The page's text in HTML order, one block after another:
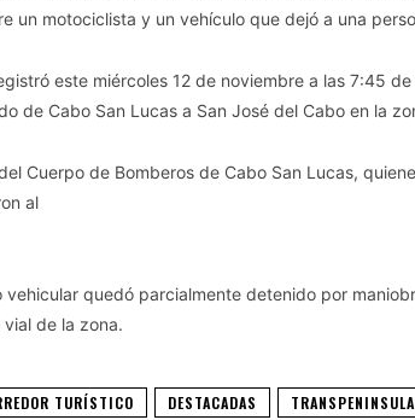
un motociclista y un vehículo que dejó a una
este miércoles 12 de noviembre a las 7:45
de Cabo San Lucas a San José del Cabo en la
Cuerpo de Bomberos de Cabo San Lucas,
al
quedó parcialmente detenido por
de la zona.
TURÍSTICO DESTACADAS